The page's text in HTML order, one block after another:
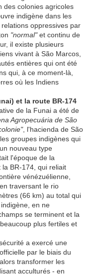
des colonies agricoles
indigène dans les
oppressives par
"normal"et continu de
il existe plusieurs
vivant à São Marcos,
entières qui ont été
qui, à ce moment-là,
où les Indiens
et la route BR-174
de la Funai a été de
Agropecuária de São
, l'hacienda de São
groupes indigènes qui
nouveau type
l'époque de la
BR-174, qui reliait
vénézuélienne,
traversant le rio
(66 km) au total qui
en ne
se terminent et la
plus fertiles et
a exercé une
par le biais du
transformer les
acculturés - en